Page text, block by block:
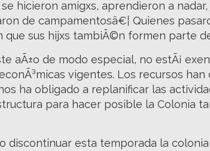
hicieron amigxs, aprendieron a
de campamentosâ€¦ Quienes
que sus hijxs tambiÃ©n formen parte
aÃ±o de modo especial, no estÃ¡
vigentes. Los recursos
ha obligado a replanificar las
para hacer posible la Colonia
discontinuar esta temporada la